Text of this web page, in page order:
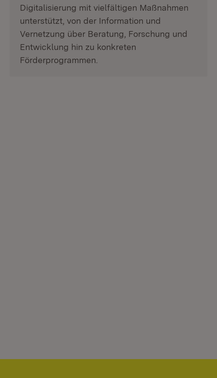
Digitalisierung mit vielfältigen Maßnahmen
unterstützt, von der Information und
Vernetzung über Beratung, Forschung und
Entwicklung hin zu konkreten
Förderprogrammen.